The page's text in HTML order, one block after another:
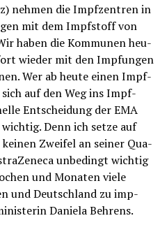
neh­men die Impf­zen­tren in
mit dem Impf­stoff von
haben die Kom­mu­nen heu­
wie­der mit den Imp­fun­gen
Wer ab heu­te einen Impf­
auf den Weg ins Impf­
Ent­schei­dung der EMA
Denn ich set­ze auf
Zwei­fel an sei­ner Qua­
unbe­dingt wich­tig
und Mona­ten vie­le
und Deutsch­land zu imp­
Danie­la Behrens.